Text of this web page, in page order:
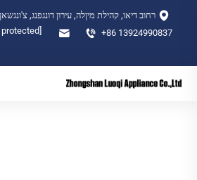
רחוב דיאו, קהילת מיןלה, עירון דונגפנג,
+86 13924990837